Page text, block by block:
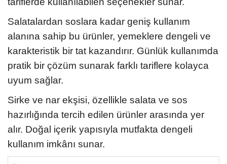
Salatalardan soslara kadar geniş kullanım
alanına sahip bu ürünler, yemeklere dengeli ve
karakteristik bir tat kazandırır. Günlük kullanımda
pratik bir çözüm sunarak farklı tariflere kolayca
uyum sağlar.
Sirke ve nar ekşisi, özellikle salata ve sos
hazırlığında tercih edilen ürünler arasında yer
alır. Doğal içerik yapısıyla mutfakta dengeli
kullanım imkânı sunar.